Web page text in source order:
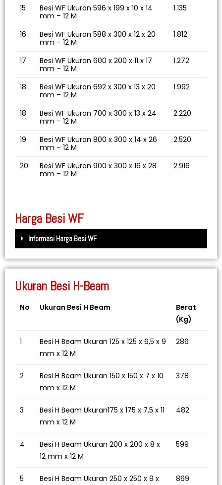
15
Besi WF Ukuran 596 x 199 x 10 x 14
mm – 12 M
1.135
16
Besi WF Ukuran 588 x 300 x 12 x 20
mm – 12 M
1.812
17
Besi WF Ukuran 600 x 200 x 11 x 17
mm – 12 M
1.272
18
Besi WF Ukuran 692 x 300 x 13 x 20
mm – 12 M
1.992
18
Besi WF Ukuran 700 x 300 x 13 x 24
mm – 12 M
2.220
19
Besi WF Ukuran 800 x 300 x 14 x 26
mm – 12 M
2.520
20
Besi WF Ukuran 900 x 300 x 16 x 28
mm – 12 M
2.916
Harga Besi WF
Informasi Harga Besi WF
Ukuran Besi H-Beam
No Ukuran Besi H Beam
Berat
(Kg)
1
Besi H Beam Ukuran 125 x 125 x 6,5 x 9
mm x 12 M
286
2
Besi H Beam Ukuran 150 x 150 x 7 x 10
mm x 12 M
378
3
Besi H Beam Ukuran175 x 175 x 7,5 x 11
mm x 12 M
482
4
Besi H Beam Ukuran 200 x 200 x 8 x
12 mm x 12 M
599
5
Besi H Beam Ukuran 250 x 250 x 9 x
869